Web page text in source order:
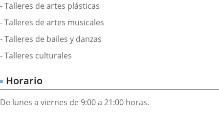
- Talleres de artes plásticas
- Talleres de artes musicales
- Talleres de bailes y danzas
- Talleres culturales
Horario
De lunes a viernes de 9:00 a 21:00 horas.